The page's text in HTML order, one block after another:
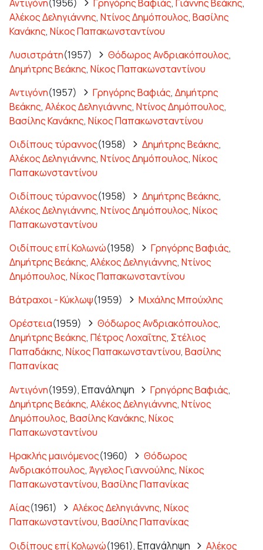
Αντιγόνη(1956) Γρηγόρης Βαφιάς, Γιάννης Βεάκης,
Αλέκος Δεληγιάννης, Ντίνος Δημόπουλος, Βασίλης
Κανάκης, Νίκος Παπακωνσταντίνου
Λυσιστράτη(1957) Θόδωρος Ανδριακόπουλος,
Δημήτρης Βεάκης, Νίκος Παπακωνσταντίνου
Αντιγόνη(1957) Γρηγόρης Βαφιάς, Δημήτρης
Βεάκης, Αλέκος Δεληγιάννης, Ντίνος Δημόπουλος,
Βασίλης Κανάκης, Νίκος Παπακωνσταντίνου
Οιδίπους τύραννος(1958) Δημήτρης Βεάκης,
Αλέκος Δεληγιάννης, Ντίνος Δημόπουλος, Νίκος
Παπακωνσταντίνου
Οιδίπους τύραννος(1958) Δημήτρης Βεάκης,
Αλέκος Δεληγιάννης, Ντίνος Δημόπουλος, Νίκος
Παπακωνσταντίνου
Οιδίπους επί Κολωνώ(1958) Γρηγόρης Βαφιάς,
Δημήτρης Βεάκης, Αλέκος Δεληγιάννης, Ντίνος
Δημόπουλος, Νίκος Παπακωνσταντίνου
Βάτραχοι - Κύκλωψ(1959)
Μιχάλης Μπούχλης
Ορέστεια(1959) Θόδωρος Ανδριακόπουλος,
Δημήτρης Βεάκης, Πέτρος Λοχαΐτης, Στέλιος
Παπαδάκης, Νίκος Παπακωνσταντίνου, Βασίλης
Παπανίκας
Αντιγόνη(1959), Επανάληψη Γρηγόρης Βαφιάς,
Δημήτρης Βεάκης, Αλέκος Δεληγιάννης, Ντίνος
Δημόπουλος, Βασίλης Κανάκης, Νίκος
Παπακωνσταντίνου
Ηρακλής μαινόμενος(1960)
Θόδωρος
Ανδριακόπουλος, Άγγελος Γιαννούλης, Νίκος
Παπακωνσταντίνου, Βασίλης Παπανίκας
Αίας(1961) Αλέκος Δεληγιάννης, Νίκος
Παπακωνσταντίνου, Βασίλης Παπανίκας
Οιδίπους επί Κολωνώ(1961), Επανάληψη Αλέκος